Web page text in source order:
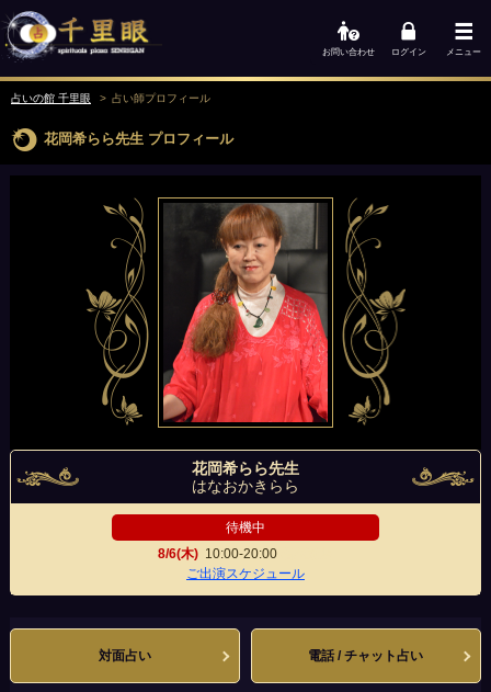
お問い合わせ ログイン メニュー
占いの館 千里眼 占い師プロフィール
花岡希らら先生 プロフィール
花岡希らら先生
はなおかきらら
待機中
8/6(木) 10:00-20:00
ご出演スケジュール
対面占い 電話 / チャット占い